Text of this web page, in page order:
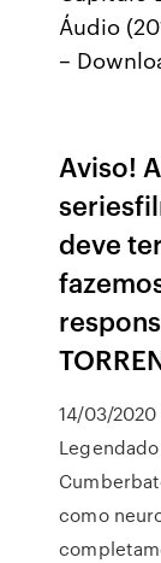
Áudio
–
Aviso!
deve
14/03/
como